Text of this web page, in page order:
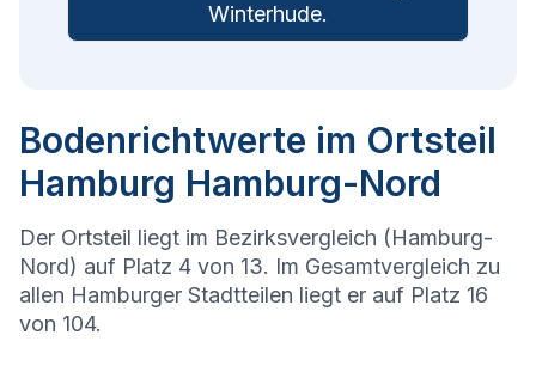
Winterhude.
Bodenrichtwerte im Ortsteil
Hamburg Hamburg-Nord
Der Ortsteil liegt im Bezirksvergleich (Hamburg-
Nord) auf Platz 4 von 13. Im Gesamtvergleich zu
allen Hamburger Stadtteilen liegt er auf Platz 16
von 104.